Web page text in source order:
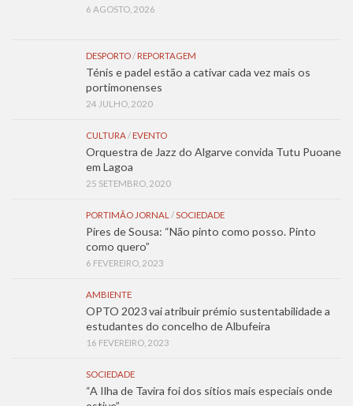
6 AGOSTO, 2026
DESPORTO/ REPORTAGEM
Ténis e padel estão a cativar cada vez mais os
portimonenses
24 JULHO, 2020
CULTURA/ EVENTO
Orquestra de Jazz do Algarve convida Tutu Puoane
em Lagoa
25 SETEMBRO, 2020
PORTIMÃO JORNAL /SOCIEDADE
Pires de Sousa: “Não pinto como posso. Pinto
como quero”
6 FEVEREIRO, 2023
AMBIENTE
OPTO 2023 vai atribuir prémio sustentabilidade a
estudantes do concelho de Albufeira
16 FEVEREIRO, 2023
SOCIEDADE
“A Ilha de Tavira foi dos sítios mais especiais onde